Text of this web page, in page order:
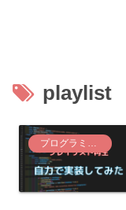
playlist
プログラミング関係